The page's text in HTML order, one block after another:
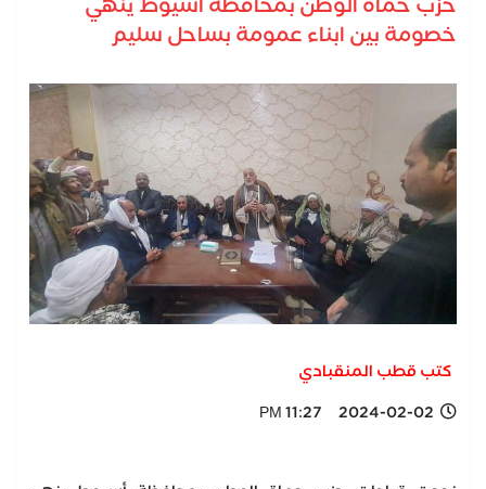
حزب حماة الوطن بمحافظة أسيوط ينهي
خصومة بين ابناء عمومة بساحل سليم
كتب قطب المنقبادي
2024-02-02 11:27 PM